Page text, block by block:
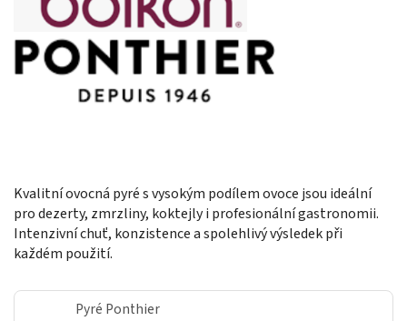
Kvalitní ovocná pyré s vysokým podílem ovoce jsou ideální
pro dezerty, zmrzliny, koktejly i profesionální gastronomii.
Intenzivní chuť, konzistence a spolehlivý výsledek při
každém použití.
Pyré Ponthier